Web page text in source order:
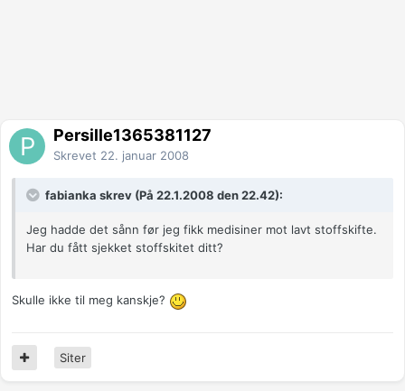
Persille1365381127
Skrevet 22. januar 2008
fabianka skrev (På 22.1.2008 den 22.42):
Jeg hadde det sånn før jeg fikk medisiner mot lavt stoffskifte.
Har du fått sjekket stoffskitet ditt?
Skulle ikke til meg kanskje?
Siter